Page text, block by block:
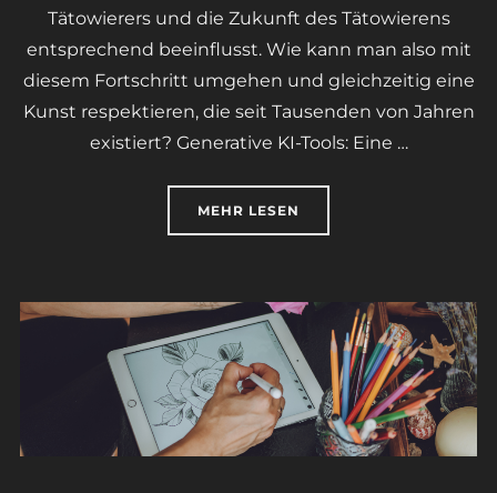
Tätowierers und die Zukunft des Tätowierens
entsprechend beeinflusst. Wie kann man also mit
diesem Fortschritt umgehen und gleichzeitig eine
Kunst respektieren, die seit Tausenden von Jahren
existiert? Generative KI-Tools: Eine …
MEHR ÜBER „TÄTOWIEREN UND
LESEN